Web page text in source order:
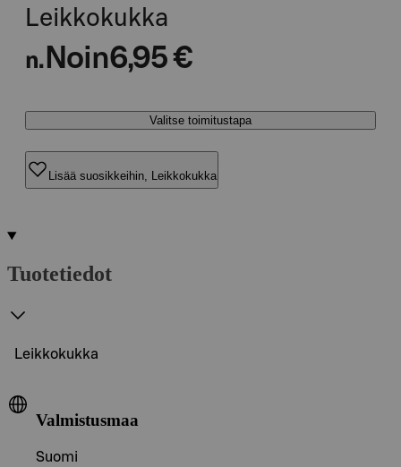
Leikkokukka
n. Noin6,95 €
Valitse toimitustapa
Lisää suosikkeihin, Leikkokukka
Tuotetiedot
Leikkokukka
Valmistusmaa
Suomi